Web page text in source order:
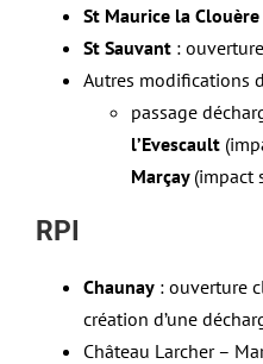
St Maurice la Clouère
St Sauvant :
Autres modifications
passage
l’Evescault
Marçay (impact
RPI
Chaunay : ouverture
création d’une
Château Larcher –